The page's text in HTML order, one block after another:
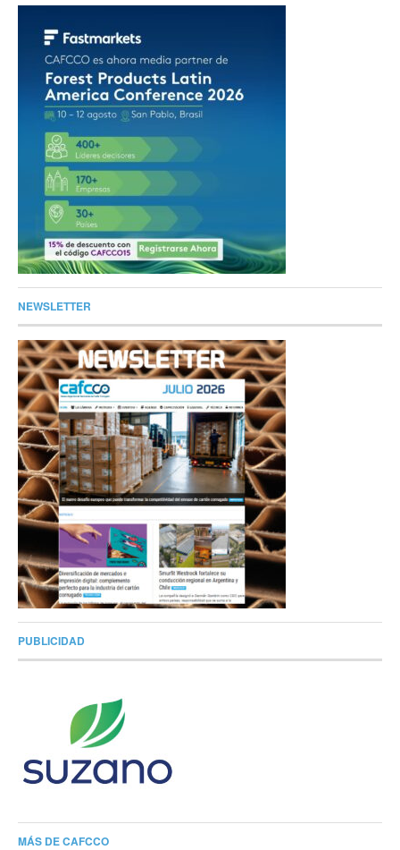
NEWSLETTER
PUBLICIDAD
MÁS DE CAFCCO